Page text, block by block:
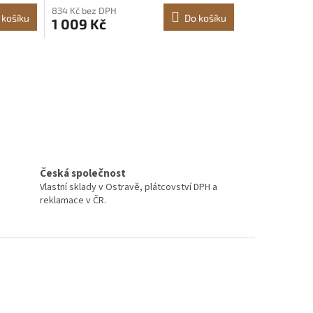
košíku
příslušenstvím ke krbu pro táborák
uvnitř/venku, černá
834 Kč bez DPH
1 009 Kč Do košíku
Česká společnost
Vlastní sklady v Ostravě, plátcovství DPH a
reklamace v ČR.